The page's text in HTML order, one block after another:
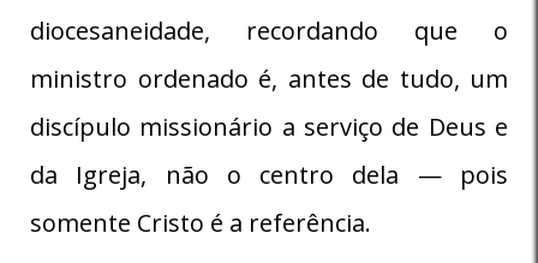
diocesaneidade, recordando que o
ministro ordenado é, antes de tudo, um
discípulo missionário a serviço de Deus e
da Igreja, não o centro dela — pois
somente Cristo é a referência.